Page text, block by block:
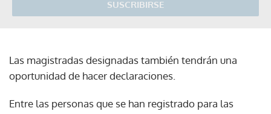
SUSCRIBIRSE
Las magistradas designadas también tendrán una
oportunidad de hacer declaraciones.
Entre las personas que se han registrado para las